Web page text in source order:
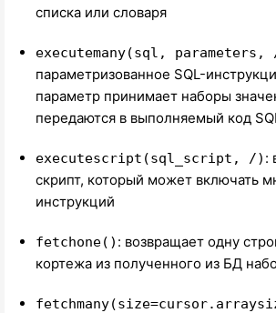
списка или словаря
executemany(sql, parameters,
параметризованное SQL-
параметр принимает наборы
передаются в выполняемый код
executescript(sql_script, /) :
скрипт, который может включать
инструкций
fetchone() : возвращает одну
кортежа из полученного из БД